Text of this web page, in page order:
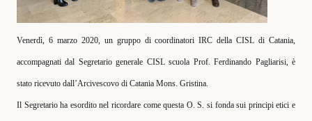
Venerdì, 6 marzo 2020, un gruppo di coordinatori IRC della CISL di Catania,
accompagnati dal Segretario generale CISL scuola Prof. Ferdinando Pagliarisi, è
stato ricevuto dall’Arcivescovo di Catania Mons. Gristina.
Il Segretario ha esordito nel ricordare come questa O. S. si fonda sui principi etici e